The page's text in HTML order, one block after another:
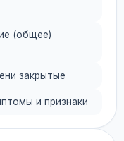
(общее)
закрытые
и признаки